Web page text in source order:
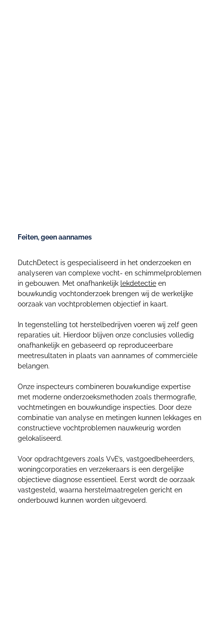
Feiten, geen aannames
DutchDetect is gespecialiseerd in het onderzoeken en
analyseren van complexe vocht- en schimmelproblemen
in gebouwen. Met onafhankelijk lekdetectieen
bouwkundig vochtonderzoek brengen wij de werkelijke
oorzaak van vochtproblemen objectief in kaart.
In tegenstelling tot herstelbedrijven voeren wij zelf geen
reparaties uit. Hierdoor blijven onze conclusies volledig
onafhankelijk en gebaseerd op reproduceerbare
meetresultaten in plaats van aannames of commerciële
belangen.
Onze inspecteurs combineren bouwkundige expertise
met moderne onderzoeksmethoden zoals thermografie,
vochtmetingen en bouwkundige inspecties. Door deze
combinatie van analyse en metingen kunnen lekkages en
constructieve vochtproblemen nauwkeurig worden
gelokaliseerd.
Voor opdrachtgevers zoals VvE’s, vastgoedbeheerders,
woningcorporaties en verzekeraars is een dergelijke
objectieve diagnose essentieel. Eerst wordt de oorzaak
vastgesteld, waarna herstelmaatregelen gericht en
onderbouwd kunnen worden uitgevoerd.